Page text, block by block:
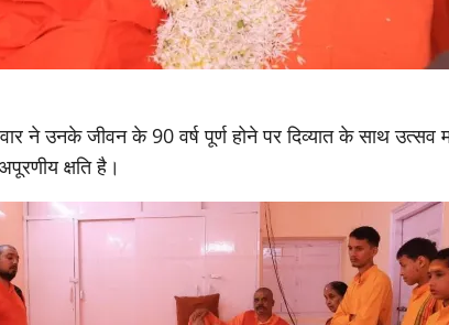
ने उनके जीवन के 90 वर्ष पूर्ण होने पर दिव्यात के साथ उत्सव
क्षति है।